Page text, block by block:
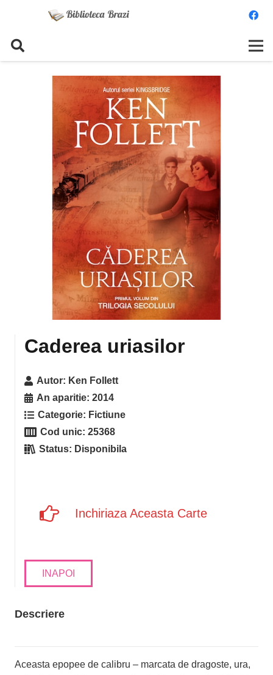
Caderea uriasilor
Autor: Ken Follett
An aparitie:2014
Categorie: Fictiune
Cod unic:25368
Status: Disponibila
Inchiriaza Aceasta Carte
INAPOI
Descriere
Aceasta epopee de calibru – marcata de dragoste, ura,